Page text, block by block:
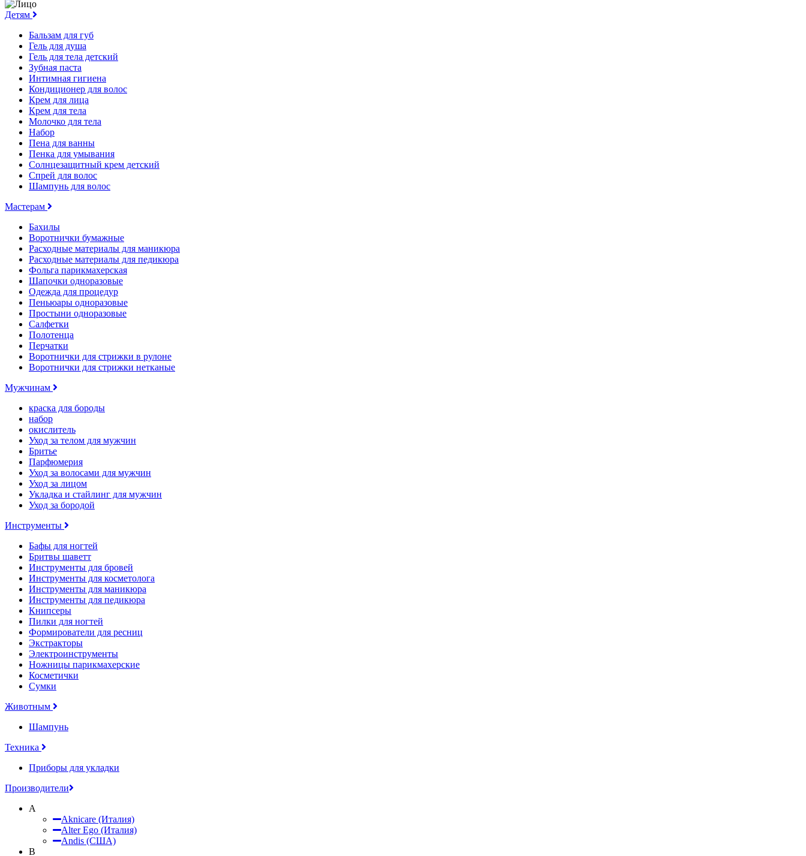
Детям
Бальзам для губ
Гель для душа
Гель для тела детский
Зубная паста
Интимная гигиена
Кондиционер для волос
Крем для лица
Крем для тела
Молочко для тела
Набор
Пена для ванны
Пенка для умывания
Солнцезащитный крем детский
Спрей для волос
Шампунь для волос
Мастерам
Бахилы
Воротнички бумажные
Расходные материалы для маникюра
Расходные материалы для педикюра
Фольга парикмахерская
Шапочки одноразовые
Одежда для процедур
Пеньюары одноразовые
Простыни одноразовые
Салфетки
Полотенца
Перчатки
Воротнички для стрижки в рулоне
Воротнички для стрижки нетканые
Мужчинам
краска для бороды
набор
окислитель
Уход за телом для мужчин
Бритье
Парфюмерия
Уход за волосами для мужчин
Уход за лицом
Укладка и стайлинг для мужчин
Уход за бородой
Инструменты
Бафы для ногтей
Бритвы шаветт
Инструменты для бровей
Инструменты для косметолога
Инструменты для маникюра
Инструменты для педикюра
Книпсеры
Пилки для ногтей
Формирователи для ресниц
Экстракторы
Электроинструменты
Ножницы парикмахерские
Косметички
Сумки
Животным
Шампунь
Техника
Приборы для укладки
Производители
A
Aknicare (Италия)
Alter Ego (Италия)
Andis (США)
B